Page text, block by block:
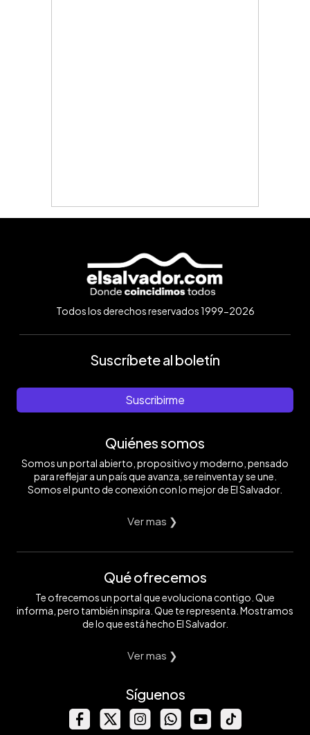
Todos los derechos reservados 1999-2026
Suscríbete al boletín
Suscribirme
Quiénes somos
Somos un portal abierto, propositivo y moderno, pensado
para reflejar a un país que avanza, se reinventa y se une.
Somos el punto de conexión con lo mejor de El Salvador.
Ver mas ❯
Qué ofrecemos
Te ofrecemos un portal que evoluciona contigo. Que
informa, pero también inspira. Que te representa. Mostramos
de lo que está hecho El Salvador.
Ver mas ❯
Síguenos